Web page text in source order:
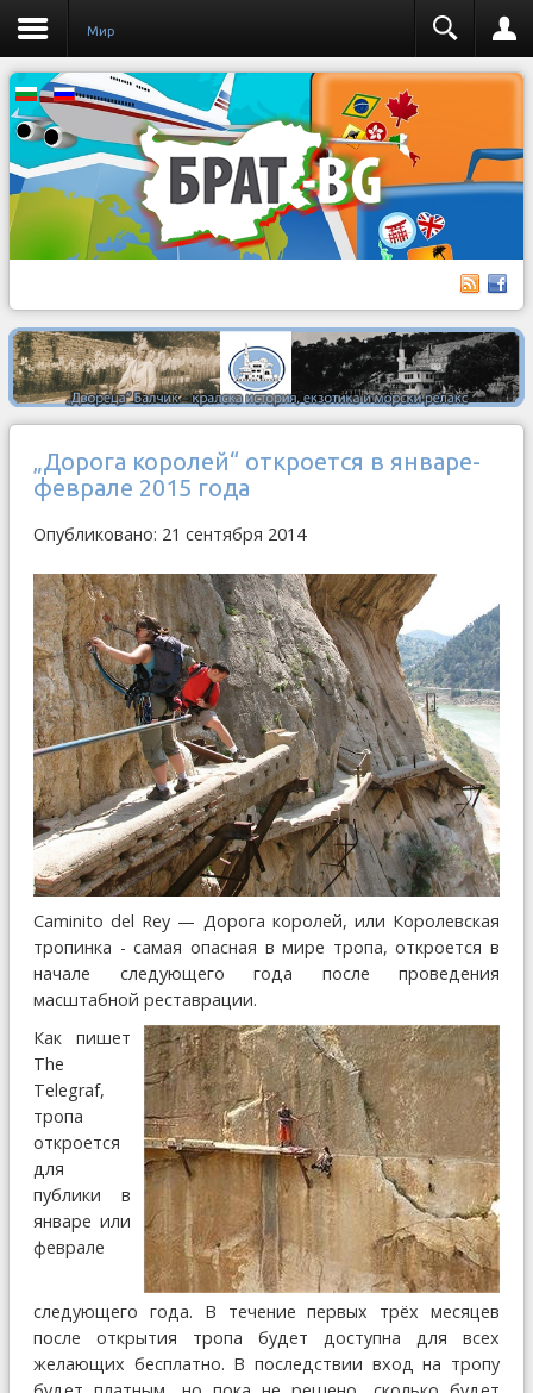
Мир
„Дорога королей“ откроется в январе-
феврале 2015 года
Опубликовано: 21 сентября 2014
Caminito del Rey — Дорога королей, или Королевская
тропинка - самая опасная в мире тропа, откроется в
начале следующего года после проведения
масштабной реставрации.
Как пишет
The
Telegraf,
тропа
откроется
для
публики в
январе или
феврале
следующего года. В течение первых трёх месяцев
после открытия тропа будет доступна для всех
желающих бесплатно. В последствии вход на тропу